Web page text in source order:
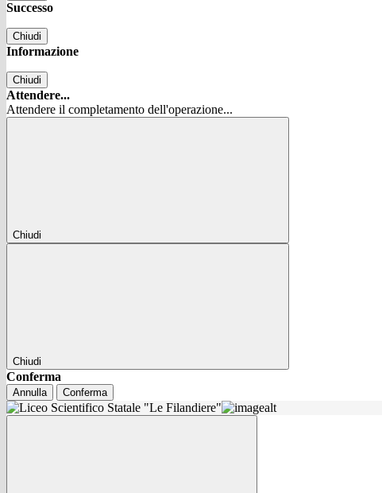
Successo
Chiudi
Informazione
Chiudi
Attendere...
Attendere il completamento dell'operazione...
Chiudi
Chiudi
Conferma
Annulla Conferma